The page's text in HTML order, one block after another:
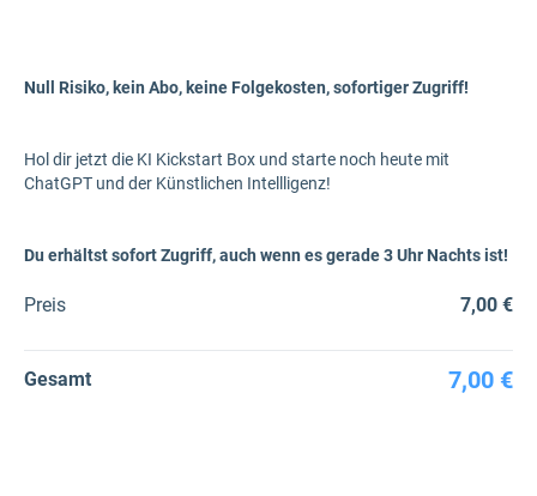
Null Risiko, kein Abo, keine Folgekosten, sofortiger Zugriff!
Hol dir jetzt die KI Kickstart Box und starte noch heute mit
ChatGPT und der Künstlichen Intellligenz!
Du erhältst sofort Zugriff, auch wenn es gerade 3 Uhr Nachts ist!
Preis 7,00 €
Gesamt 7,00 €